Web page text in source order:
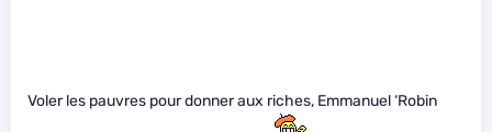
Voler les pauvres pour donner aux riches, Emmanuel ‘Robin